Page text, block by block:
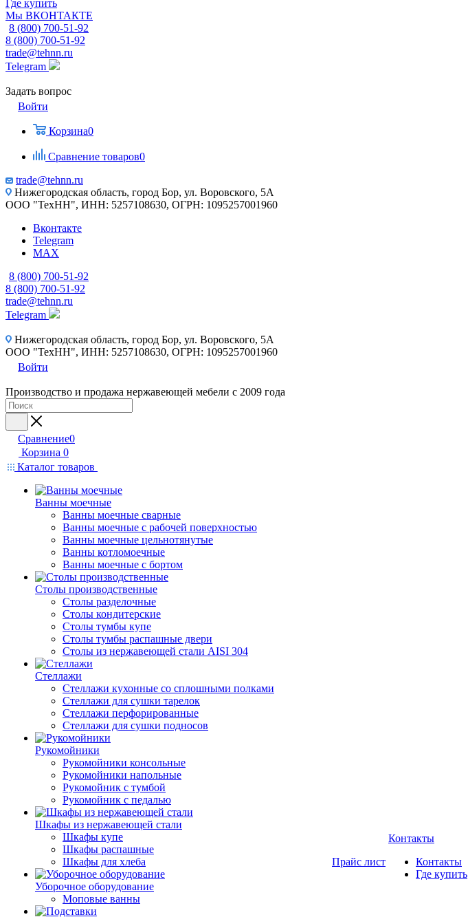
Где купить
Мы ВКОНТАКТЕ
8 (800) 700-51-92
8 (800) 700-51-92
trade@tehnn.ru
Telegram
Задать вопрос
Войти
Корзина0
Сравнение товаров0
trade@tehnn.ru
Нижегородская область, город Бор, ул. Воровского, 5А
ООО "ТехНН", ИНН: 5257108630, ОГРН: 1095257001960
Вконтакте
Telegram
MAX
8 (800) 700-51-92
8 (800) 700-51-92
trade@tehnn.ru
Telegram
Нижегородская область, город Бор, ул. Воровского, 5А
ООО "ТехНН", ИНН: 5257108630, ОГРН: 1095257001960
Войти
Производство и продажа нержавеющей мебели с 2009 года
Сравнение0
Корзина 0
Каталог товаров
Ванны моечные
Ванны моечные сварные
Ванны моечные с рабочей поверхностью
Ванны моечные цельнотянутые
Ванны котломоечные
Ванны моечные с бортом
Столы производственные
Столы разделочные
Столы кондитерские
Столы тумбы купе
Столы тумбы распашные двери
Столы из нержавеющей стали AISI 304
Стеллажи
Стеллажи кухонные со сплошными полками
Стеллажи для сушки тарелок
Стеллажи перфорированные
Стеллажи для сушки подносов
Рукомойники
Рукомойники консольные
Рукомойники напольные
Рукомойник с тумбой
Рукомойник с педалью
Шкафы из нержавеющей стали
Шкафы купе
Шкафы распашные
Шкафы для хлеба
Уборочное оборудование
Моповые ванны
Прайс лист
Контакты
Контакты
Где купить